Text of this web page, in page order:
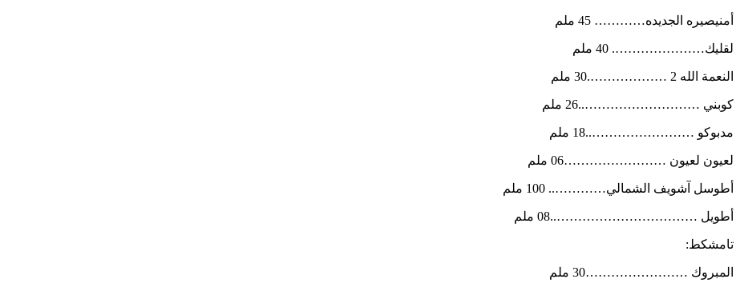
أمنيصيره الجديده………… 45 ملم
لقليك…………………. 40 ملم
النعمة الله 2 ……………….30 ملم
كوبني ………………………..26 ملم
مدبوكو ……………………..18 ملم
لعيون لعيون ……………………06 ملم
أطوسل آشويف الشمالي………….. 100 ملم
أطويل ……………………………..08 ملم
تامشكط:
المبروك ……………………30 ملم